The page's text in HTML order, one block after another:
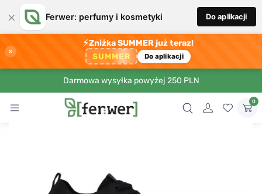
× Ferwer: perfumy i kosmetyki Do aplikacji
×
⚡Zniżka SUMMER już teraz!
SUMMER Do aplikacji
Darmowa wysyłka powyżej 250 PLN
0